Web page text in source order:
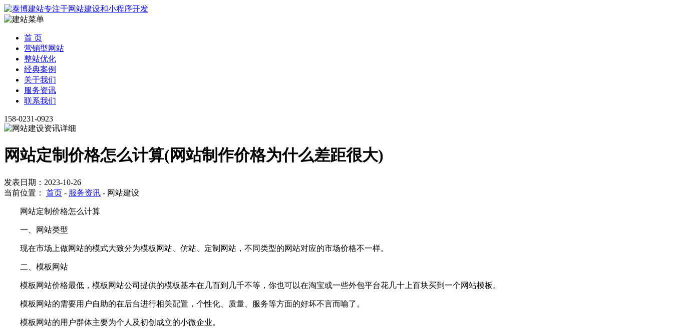
首 页
营销型网站
整站优化
经典案例
关于我们
服务资讯
联系我们
158-0231-0923
网站定制价格怎么计算(网站制作价格为什么差距很大)
发表日期：2023-10-26
当前位置： 首页 - 服务资讯 - 网站建设
网站定制价格怎么计算
一、网站类型
现在市场上做网站的模式大致分为模板网站、仿站、定制网站，不同类型的网站对应的市场价格不一样。
二、模板网站
模板网站价格最低，模板网站公司提供的模板基本在几百到几千不等，你也可以在淘宝或一些外包平台花几十上百块买到一个网站模板。
模板网站的需要用户自助的在后台进行相关配置，个性化、质量、服务等方面的好坏不言而喻了。
模板网站的用户群体主要为个人及初创成立的小微企业。